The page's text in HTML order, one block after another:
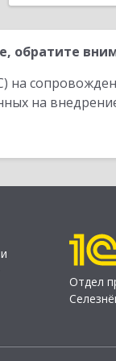
обратите
на
на
Отдел